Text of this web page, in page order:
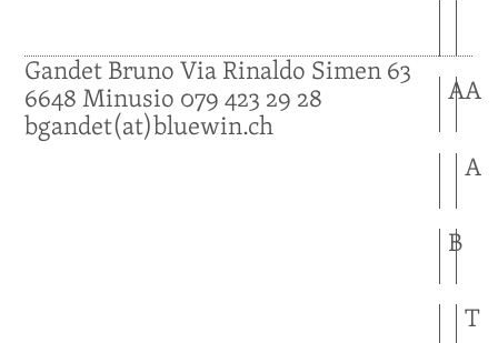
GandetBrunoVia Rinaldo Simen 63
6648Minusio 079 423 29 28
bgandet(at)bluewin.ch
AA
A
B
T